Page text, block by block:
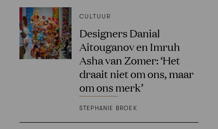
CULTUUR
Designers Danial
Aitouganov en Imruh
Asha van Zomer: ‘Het
draait niet om ons, maar
om ons merk’
STEPHANIE BROEK